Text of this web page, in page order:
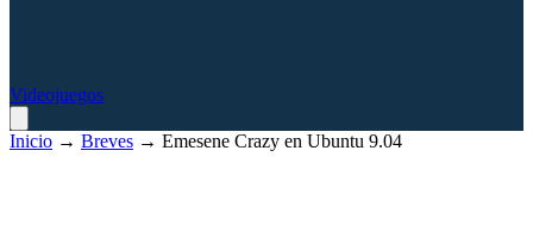
Videojuegos
Inicio → Breves → Emesene Crazy en Ubuntu 9.04